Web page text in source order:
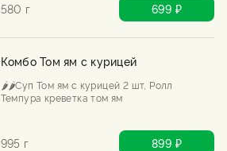
580 г 699 ₽
Комбо Том ям с курицей
🌶️🌶️Суп Том ям с курицей 2 шт, Ролл
Темпура креветка том ям
995 г 899 ₽